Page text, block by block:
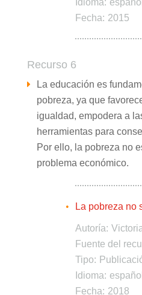
Fecha: 2015
Recurso 6
La educación es
pobreza, ya que
igualdad, empodera a
herramientas para
Por ello, la pobreza no
problema económico.
La pobreza no
Autoría:
Fuente del
Tipo:
Idioma: español
Fecha: 2018